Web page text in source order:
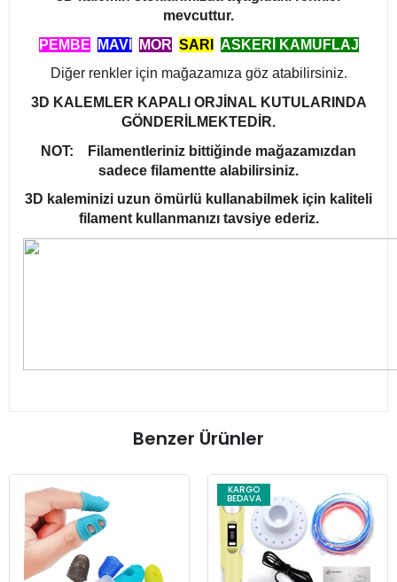
mevcuttur.
PEMBE
MAVİ MOR SARI
ASKERİ KAMUFLAJ
Diğer renkler için mağazamıza göz atabilirsiniz.
3D KALEMLER KAPALI ORJİNAL KUTULARINDA
GÖNDERİLMEKTEDİR.
NOT:
Filamentleriniz bittiğinde mağazamızdan
sadece filamentte alabilirsiniz.
3D kaleminizi uzun ömürlü kullanabilmek için kaliteli
filament kullanmanızı tavsiye ederiz.
Benzer Ürünler
KARGO
BEDAVA